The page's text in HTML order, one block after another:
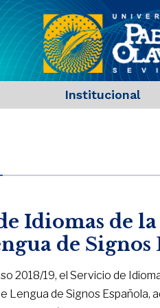
Institucional
Idiomas de
de Signos
2018/19, el Servicio de
Lengua de Signos Española,